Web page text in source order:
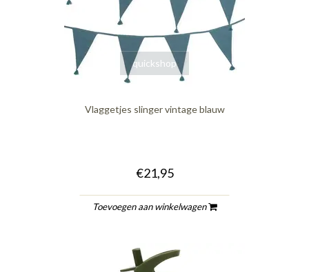
quickshop
Vlaggetjes slinger vintage blauw
€21,95
Toevoegen aan winkelwagen